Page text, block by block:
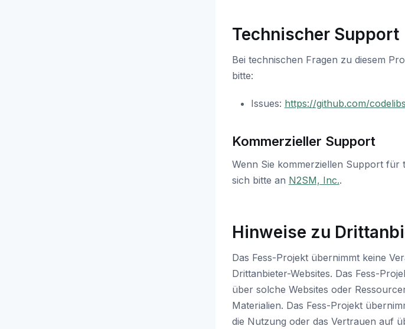
Technischer Support
Bei technischen Fragen zu diesem
bitte:
Issues: https://github.com/
Kommerzieller Support
Wenn Sie kommerziellen Support für
sich bitte an N2SM, Inc..
Hinweise zu
Das Fess-Projekt übernimmt keine
Drittanbieter-Websites. Das Fess-
über solche Websites oder
Materialien. Das Fess-Projekt
die Nutzung oder das Vertrauen auf